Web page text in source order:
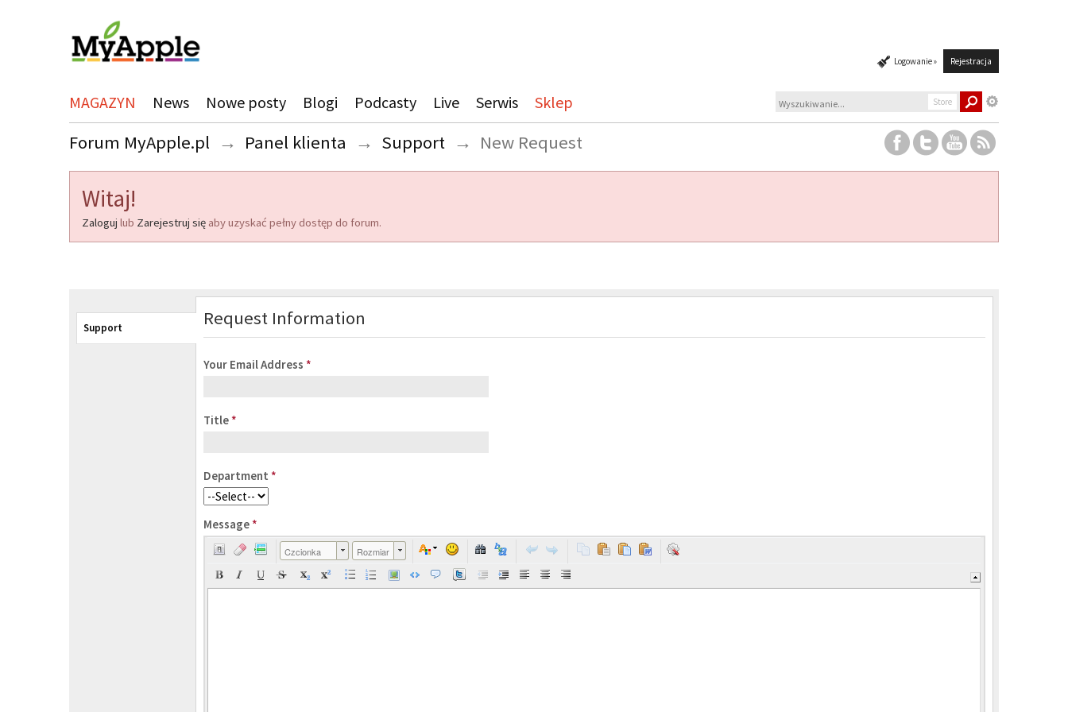
Logowanie » Rejestracja
MAGAZYN News Nowe posty Blogi Podcasty Live Serwis Sklep Store
Forum MyApple.pl → Panel klienta → Support → New Request
Witaj!
Zaloguj lub Zarejestruj się aby uzyskać pełny dostęp do forum.
Support Request Information
Your Email Address *
Title *
Department *
Message *
Czcionka Rozmiar